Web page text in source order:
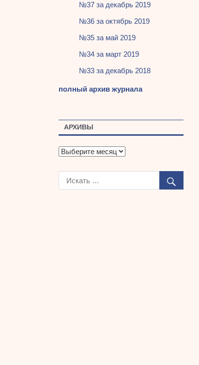
№37 за декабрь 2019
№36 за октябрь 2019
№35 за май 2019
№34 за март 2019
№33 за декабрь 2018
полный архив журнала
АРХИВЫ
А
х
в